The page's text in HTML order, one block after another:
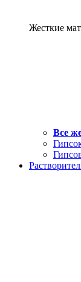
Жесткие
Все